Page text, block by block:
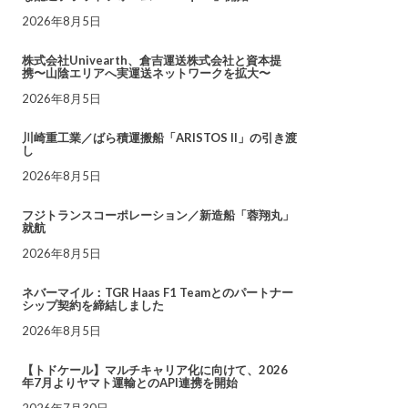
2026年8月5日
株式会社Univearth、倉吉運送株式会社と資本提
携〜山陰エリアへ実運送ネットワークを拡大〜
2026年8月5日
川崎重工業／ばら積運搬船「ARISTOS II」の引き渡
し
2026年8月5日
フジトランスコーポレーション／新造船「蓉翔丸」
就航
2026年8月5日
ネバーマイル：TGR Haas F1 Teamとのパートナー
シップ契約を締結しました
2026年8月5日
【トドケール】マルチキャリア化に向けて、2026
年7月よりヤマト運輸とのAPI連携を開始